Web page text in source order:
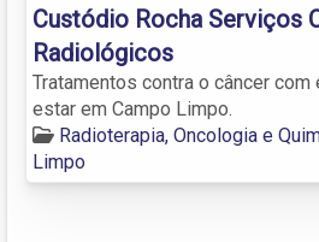
Custódio Rocha Serviços
Radiológicos
Tratamentos contra o câncer
estar em Campo Limpo.
Radioterapia, Oncologia e
Limpo